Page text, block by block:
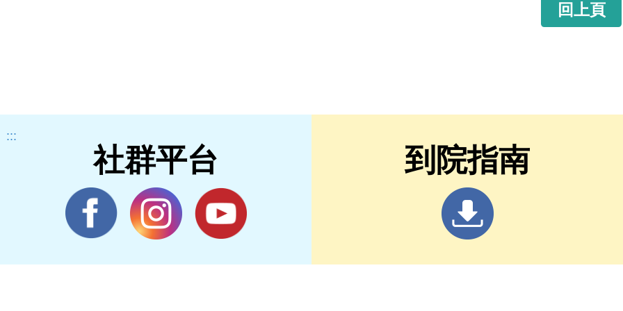
回上頁
:::
社群平台 到院指南